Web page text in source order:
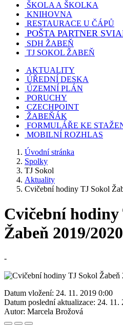
ŠKOLA A ŠKOLKA
KNIHOVNA
RESTAURACE U ČÁPŮ
POŠTA PARTNER
SDH ŽABEŇ
TJ SOKOL ŽABEŇ
AKTUALITY
ÚŘEDNÍ DESKA
ÚZEMNÍ PLÁN
PORUCHY
CZECHPOINT
ŽABEŇÁK
FORMULÁŘE KE
MOBILNÍ ROZHLAS
Úvodní stránka
Spolky
TJ Sokol
Aktuality
Cvičební hodiny TJ Sokol
Cvičební hodiny
Žabeň 2019/2020
-
Datum vložení: 24. 11. 2019 0:00
Datum poslední aktualizace: 24. 11.
Autor: Marcela Brožová